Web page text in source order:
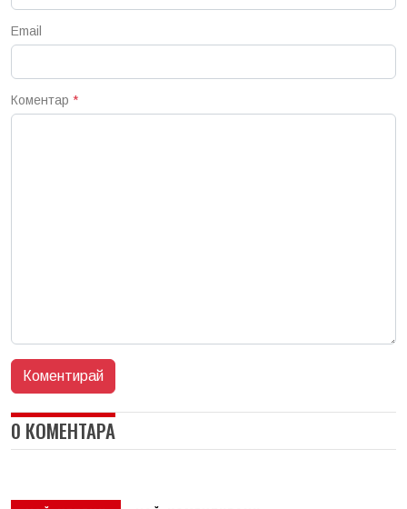
Email
Коментар *
0 КОМЕНТАРА